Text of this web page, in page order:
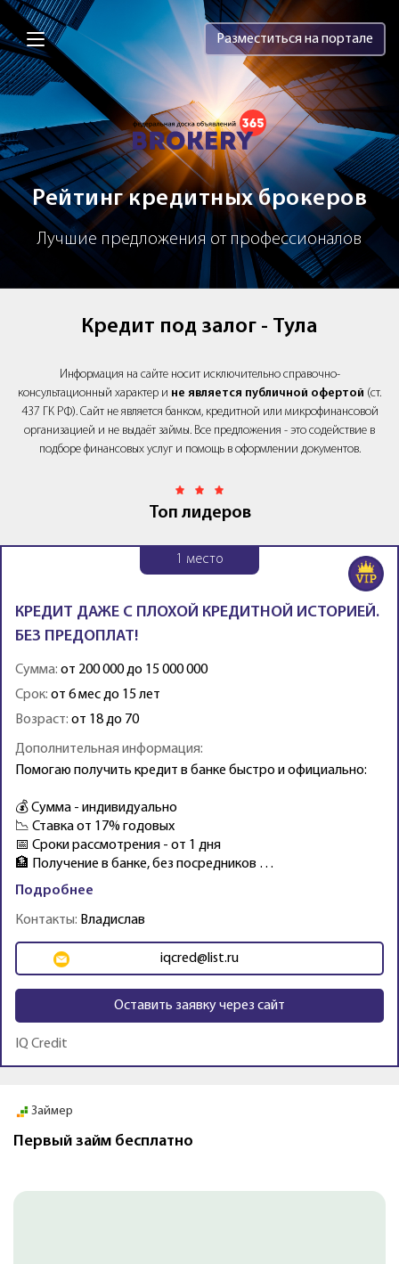
Brokery365 - Рейтинг кредитных
Разместиться на портале
Рейтинг кредитных брокеров
Лучшие предложения от профессионалов
Кредит под залог - Тула
Информация на сайте носит исключительно справочно-
консультационный характер и не является публичной офертой (ст.
437 ГК РФ). Сайт не является банком, кредитной или микрофинансовой
организацией и не выдаёт займы. Все предложения - это содействие в
подборе финансовых услуг и помощь в оформлении документов.
Топ лидеров
1 место
КРЕДИТ ДАЖЕ С ПЛОХОЙ КРЕДИТНОЙ ИСТОРИЕЙ.
БЕЗ ПРЕДОПЛАТ!
Сумма: от 200 000 до 15 000 000
Срок: от 6 мес до 15 лет
Возраст: от 18 до 70
Дополнительная информация:
Помогаю получить кредит в банке быстро и официально:
💰 Сумма - индивидуально
📉 Ставка от 17% годовых
📅 Сроки рассмотрения - от 1 дня
🏦 Получение в банке, без посредников …
Подробнее
Контакты: Владислав
iqcred@list.ru
Оставить заявку через сайт
IQ Credit
Займер
Первый займ бесплатно